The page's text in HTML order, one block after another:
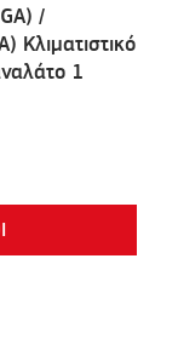
/
Κλιματιστικό
1